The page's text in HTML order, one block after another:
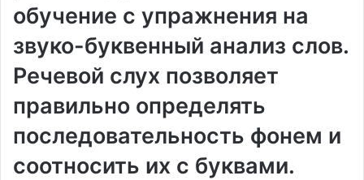
обучение с упражнения на
звуко-буквенный анализ слов.
Речевой слух позволяет
правильно определять
последовательность фонем и
соотносить их с буквами.